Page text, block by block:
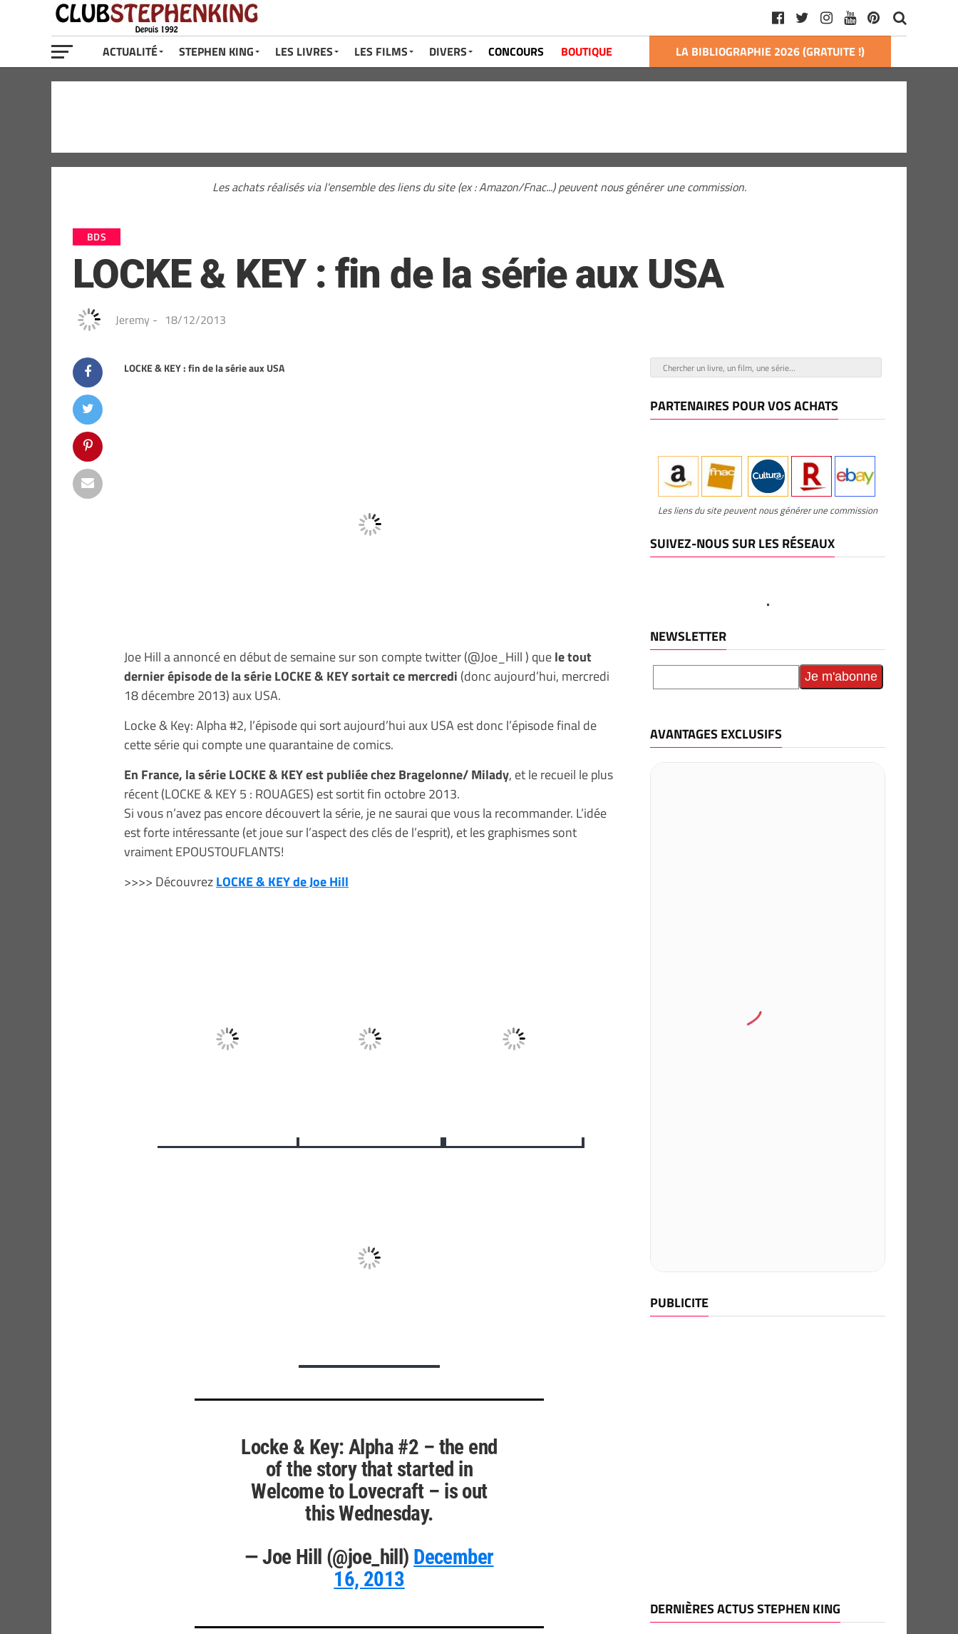
ACTUALITÉ STEPHEN KING LES LIVRES LES FILMS DIVERS CONCOURS BOUTIQUE LA BIBLIOGRAPHIE 2026 (GRATUITE !)
Les achats réalisés via l'ensemble des liens du site (ex : Amazon/Fnac...) peuvent nous générer une commission.
BDS
LOCKE & KEY : fin de la série aux USA
Jeremy - 18/12/2013
LOCKE & KEY : fin de la série aux USA
Joe Hill a annoncé en début de semaine sur son compte twitter (@Joe_Hill ) quele tout
dernier épisode de la série LOCKE & KEY sortait ce mercredi (donc aujourd’hui, mercredi
18 décembre 2013) aux USA.
Locke & Key: Alpha #2, l’épisode qui sort aujourd’hui aux USA est donc l’épisode final de
cette série qui compte une quarantaine de comics.
En France, la série LOCKE & KEY est publiée chez Bragelonne/ Milady, et le recueil le plus
récent (LOCKE & KEY 5 : ROUAGES) est sortit fin octobre 2013.
Si vous n’avez pas encore découvert la série, je ne saurai que vous la recommander. L’idée
est forte intéressante (et joue sur l’aspect des clés de l’esprit), et les graphismes sont
vraiment EPOUSTOUFLANTS!
>>>> DécouvrezLOCKE & KEY de Joe Hill
Locke & Key: Alpha #2 – the end
of the story that started in
Welcome to Lovecraft – is out
this Wednesday.
— Joe Hill (@joe_hill) December
16, 2013
PARTENAIRES POUR VOS ACHATS
Les liens du site peuvent nous générer une commission
SUIVEZ-NOUS SUR LES RÉSEAUX
NEWSLETTER
AVANTAGES EXCLUSIFS
PUBLICITE
DERNIÈRES ACTUS STEPHEN KING